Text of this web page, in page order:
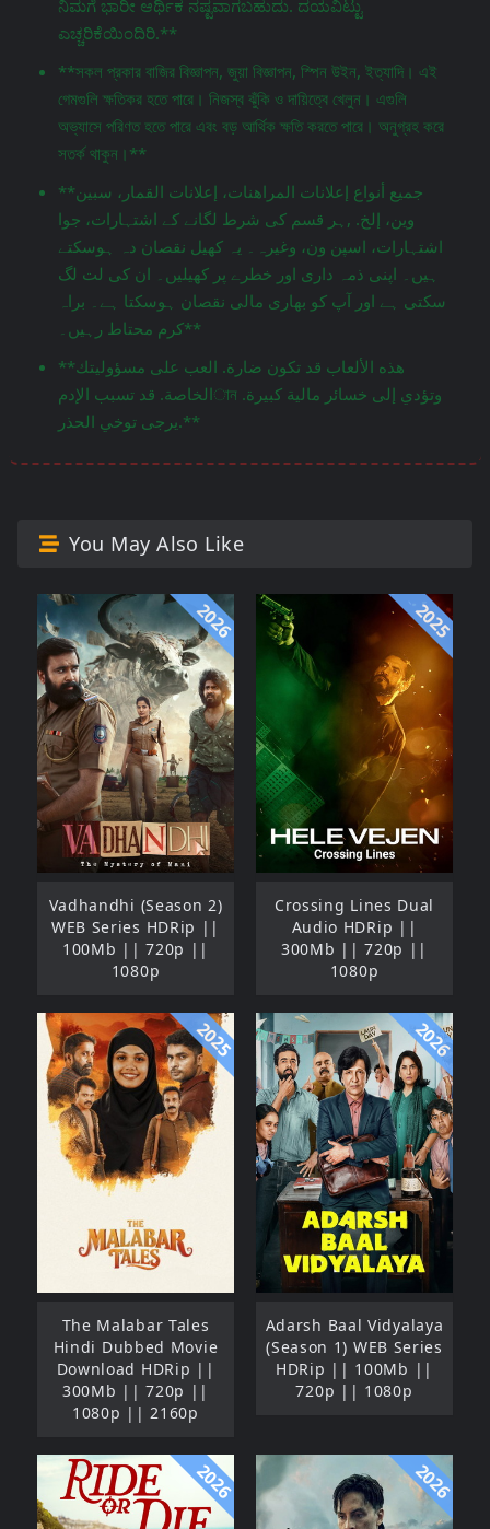
ನಿಮಗೆ ಭಾರೀ ಆರ್ಥಿಕ ನಷ್ಟವಾಗಬಹುದು. ದಯವಿಟ್ಟು
ಎಚ್ಚರಿಕೆಯಿಂದಿರಿ.**
**সকল প্রকার বাজির বিজ্ঞাপন, জুয়া বিজ্ঞাপন, স্পিন উইন, ইত্যাদি। এই
গেমগুলি ক্ষতিকর হতে পারে। নিজস্ব ঝুঁকি ও দায়িত্বে খেলুন। এগুলি
অভ্যাসে পরিণত হতে পারে এবং বড় আর্থিক ক্ষতি করতে পারে। অনুগ্রহ করে
সতর্ক থাকুন।**
**جميع أنواع إعلانات المراهنات، إعلانات القمار، سبين
وين، إلخ. ,ہر قسم کی شرط لگانے کے اشتہارات، جوا
اشتہارات، اسپن ون، وغیرہ۔ یہ کھیل نقصان دہ ہوسکتے
ہیں۔ اپنی ذمہ داری اور خطرے پر کھیلیں۔ ان کی لت لگ
سکتی ہے اور آپ کو بھاری مالی نقصان ہوسکتا ہے۔ براہ
کرم محتاط رہیں۔**
**هذه الألعاب قد تكون ضارة. العب على مسؤوليتك
الخاصة. قد تسبب الإدمান وتؤدي إلى خسائر مالية كبيرة.
يرجى توخي الحذر.**
You May Also Like
2026
Vadhandhi (Season 2)
WEB Series HDRip ||
100Mb || 720p ||
1080p
2025
Crossing Lines Dual
Audio HDRip ||
300Mb || 720p ||
1080p
2025
The Malabar Tales
Hindi Dubbed Movie
Download HDRip ||
300Mb || 720p ||
1080p || 2160p
2026
Adarsh Baal Vidyalaya
(Season 1) WEB Series
HDRip || 100Mb ||
720p || 1080p
2026 2026